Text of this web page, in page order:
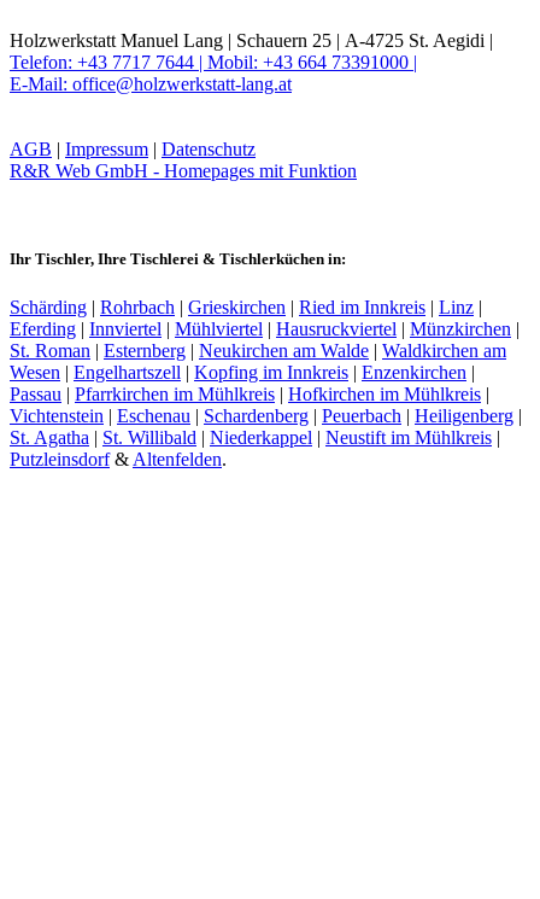
Holzwerkstatt Manuel Lang | Schauern 25 | A-4725 St. Aegidi |
Telefon: +43 7717 7644 | Mobil: +43 664 73391000 |
E-Mail: office@holzwerkstatt-lang.at
AGB | Impressum | Datenschutz
R&R Web GmbH - Homepages mit Funktion
Ihr Tischler, Ihre Tischlerei & Tischlerküchen in:
Schärding | Rohrbach | Grieskirchen | Ried im Innkreis | Linz |
Eferding | Innviertel | Mühlviertel | Hausruckviertel | Münzkirchen |
St. Roman | Esternberg | Neukirchen am Walde | Waldkirchen am
Wesen | Engelhartszell | Kopfing im Innkreis | Enzenkirchen |
Passau | Pfarrkirchen im Mühlkreis | Hofkirchen im Mühlkreis |
Vichtenstein | Eschenau | Schardenberg | Peuerbach | Heiligenberg |
St. Agatha | St. Willibald | Niederkappel | Neustift im Mühlkreis |
Putzleinsdorf& Altenfelden.